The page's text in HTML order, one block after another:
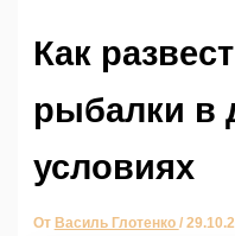
Как
рыбалки в
условиях
От Василь Глотенко /